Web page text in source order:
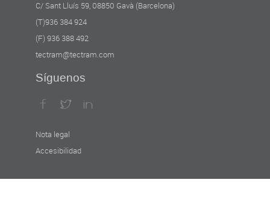
C/ Sant Lluís 59, 08850 Gavà (Barcelona)
(T)936 384 924
(F) 936 388 492
tectram@tectram.com
Síguenos
Nota legal
Accesibilidad